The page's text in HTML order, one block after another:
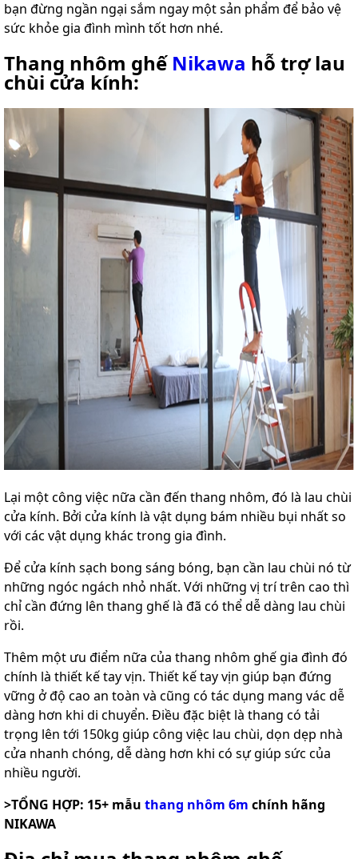
bạn đừng ngần ngại sắm ngay một sản phẩm để bảo vệ
sức khỏe gia đình mình tốt hơn nhé.
Thang nhôm ghế Nikawa hỗ trợ lau
chùi cửa kính:
Lại một công việc nữa cần đến thang nhôm, đó là lau chùi
cửa kính. Bởi cửa kính là vật dụng bám nhiều bụi nhất so
với các vật dụng khác trong gia đình.
Để cửa kính sạch bong sáng bóng, bạn cần lau chùi nó từ
những ngóc ngách nhỏ nhất. Với những vị trí trên cao thì
chỉ cần đứng lên thang ghế là đã có thể dễ dàng lau chùi
rồi.
Thêm một ưu điểm nữa của thang nhôm ghế gia đình đó
chính là thiết kế tay vịn. Thiết kế tay vịn giúp bạn đứng
vững ở độ cao an toàn và cũng có tác dụng mang vác dễ
dàng hơn khi di chuyển. Điều đặc biệt là thang có tải
trọng lên tới 150kg giúp công việc lau chùi, dọn dẹp nhà
cửa nhanh chóng, dễ dàng hơn khi có sự giúp sức của
nhiều người.
>TỔNG HỢP: 15+ mẫu thang nhôm 6m chính hãng
NIKAWA